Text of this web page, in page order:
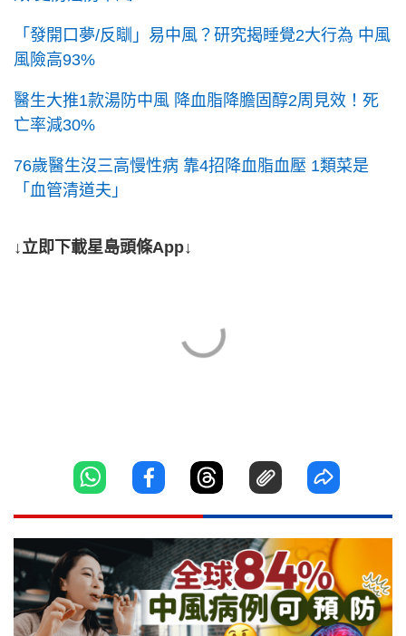
「發開口夢/反瞓」易中風？研究揭睡覺2大行為 中風
風險高93%
醫生大推1款湯防中風 降血脂降膽固醇2周見效！死
亡率減30%
76歲醫生沒三高慢性病 靠4招降血脂血壓 1類菜是
「血管清道夫」
↓立即下載星島頭條App↓